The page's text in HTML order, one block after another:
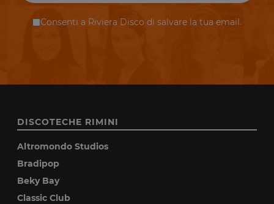
Consenti a Riviera Disco di salvare la tua email.
DISCOTECHE RIMINI
Altromondo Studios
Bradipop
Beky Bay
Classic Club